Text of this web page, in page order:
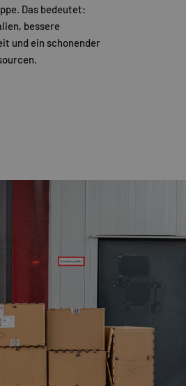
Das bedeutet:
bessere
und ein schonender